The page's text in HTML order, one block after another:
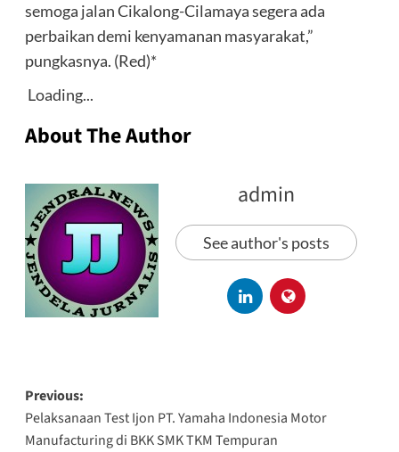
semoga jalan Cikalong-Cilamaya segera ada
perbaikan demi kenyamanan masyarakat,”
pungkasnya. (Red)*
Loading...
About The Author
admin
See author's posts
Previous:
Pelaksanaan Test Ijon PT. Yamaha Indonesia Motor
Manufacturing di BKK SMK TKM Tempuran